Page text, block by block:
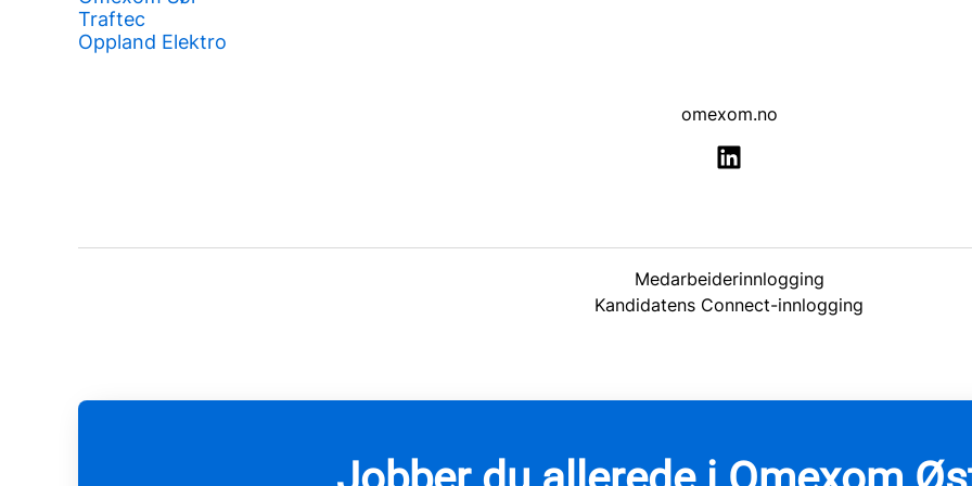
Traftec
Oppland Elektro
omexom.no
Medarbeiderinnlogging
Kandidatens Connect-innlogging